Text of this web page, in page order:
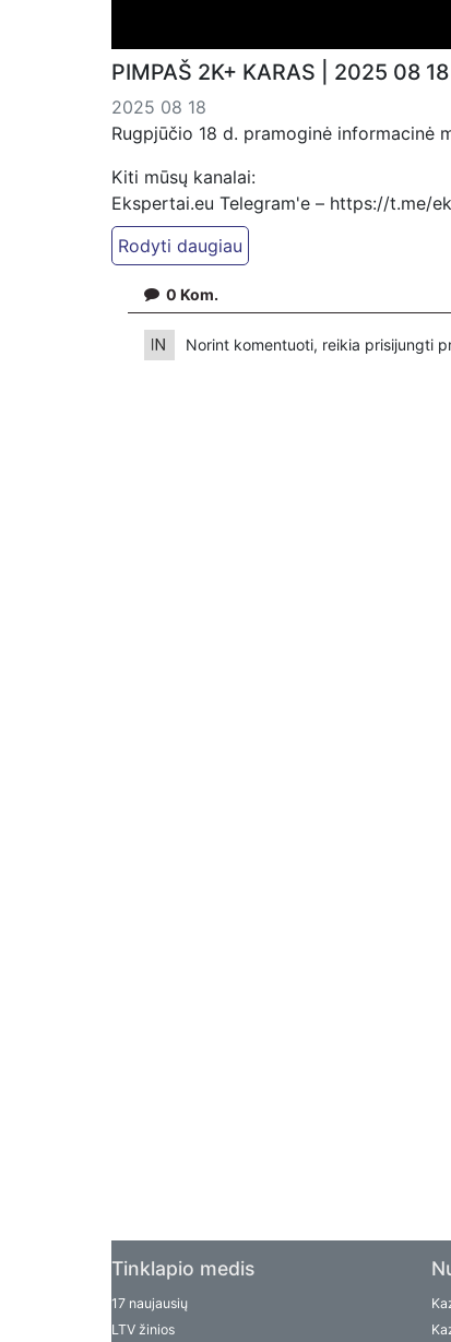
PIMPAŠ 2K+ KARAS | 2025 08 18
2025 08 18
Rugpjūčio 18 d. pramoginė informacinė
Kiti mūsų kanalai:
Ekspertai.eu Telegram'e – https://t.me/
Dailymotion: https://
https://www.ekspertai.eu
Mūsų veikla galima tik dėka skaitytojų
VšĮ „Ekspertai.eu“ per PayPal
0 Kom.
Norint komentuoti, reikia prisijungti
Tinklapio medis
17 naujausių
LTV žinios